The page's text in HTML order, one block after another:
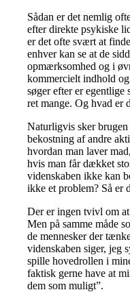
Sådan er det nemlig
efter direkte psykiske
er det ofte svært at
enhver kan se at de
opmærksomhed og i
kommercielt indhold
søger efter er
ret mange. Og hvad er
Naturligvis sker brugen
bekostning af andre
hvordan man laver
hvis man får dækket
videnskaben ikke kan
ikke et problem? Så er
Der er ingen tvivl om
Men på samme måde
de mennesker der
videnskaben siger, jeg
spille hovedrollen i
faktisk gerne have at
dem som muligt”.